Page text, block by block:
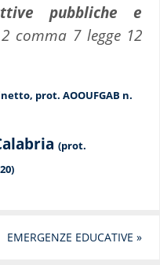
pubbliche e
comma 7 legge 12
prot. AOOUFGAB n.
(prot.
EMERGENZE EDUCATIVE»